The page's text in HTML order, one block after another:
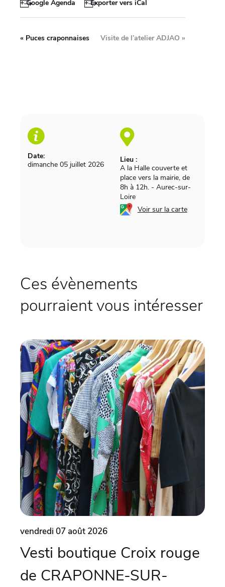
+ Google Agenda + Exporter vers iCal
Date:
dimanche 05 juillet 2026
Lieu :
A la Halle couverte et
place vers la mairie, de
8h à 12h. - Aurec-sur-
Loire
Voir sur la carte
« Puces craponnaises Visite de l’atelier ADJAO »
Ces évènements
pourraient vous intéresser
vendredi 07 août 2026
Vesti boutique Croix rouge
de CRAPONNE-SUR-